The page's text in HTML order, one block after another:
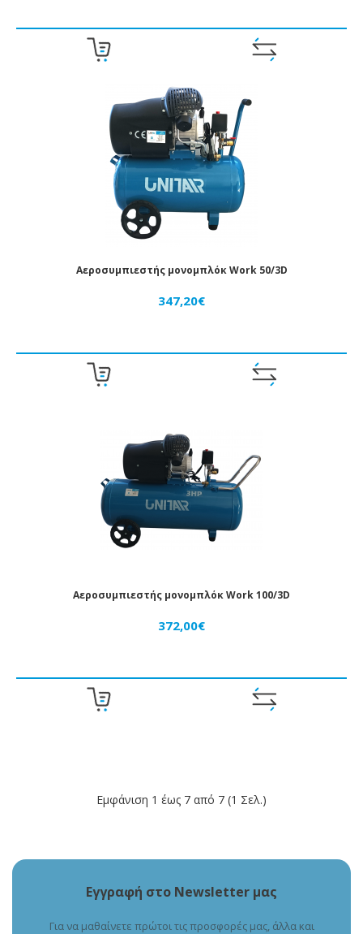
Αεροσυμπιεστής μονομπλόκ Work 50/3D
347,20€
Αεροσυμπιεστής μονομπλόκ Work 100/3D
372,00€
Εμφάνιση 1 έως 7 από 7 (1 Σελ.)
Εγγραφή στο Newsletter μας
Για να μαθαίνετε πρώτοι τις προσφορές μας, άλλα και